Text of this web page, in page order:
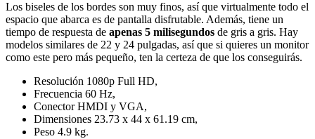
Los biseles de los bordes son muy finos, así que virtualmente todo el
espacio que abarca es de pantalla disfrutable. Además, tiene un
tiempo de respuesta de apenas 5 milisegundos de gris a gris. Hay
modelos similares de 22 y 24 pulgadas, así que si quieres un monitor
como este pero más pequeño, ten la certeza de que los conseguirás.
Resolución 1080p Full HD,
Frecuencia 60 Hz,
Conector HMDI y VGA,
Dimensiones 23.73 x 44 x 61.19 cm,
Peso 4.9 kg.